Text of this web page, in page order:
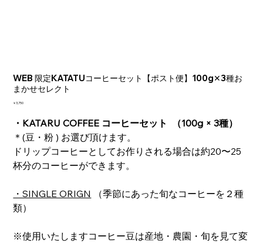
WEB 限定KATATUコーヒーセット【ポスト便】100g✕3種お
まかせセレクト
価
￥3,750
・KATARU COFFEE コーヒーセット （100g × 3種）
＊(豆・粉 ) お選び頂けます。
ドリップコーヒーとしてお作りされる場合は約20〜25
杯分のコーヒーができます。
・SINGLE ORIGN
（季節にあった旬なコーヒーを２種
類）
※使用いたしますコーヒー豆は産地・農園・旬を見て変